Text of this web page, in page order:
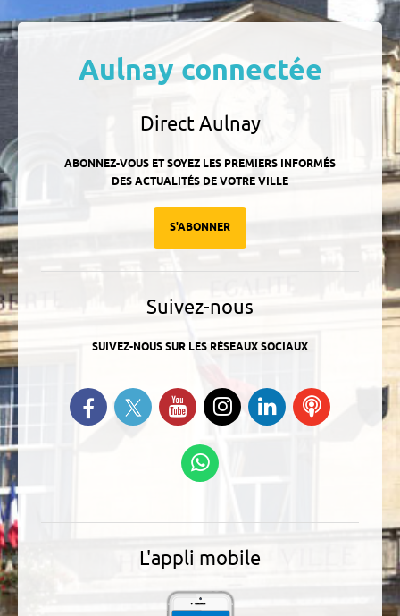
Aulnay connectée
Direct Aulnay
ABONNEZ-VOUS ET SOYEZ LES PREMIERS INFORMÉS
DES ACTUALITÉS DE VOTRE VILLE
S'ABONNER
Suivez-nous
SUIVEZ-NOUS SUR LES RÉSEAUX SOCIAUX
Retrouvez-nous sur Facebook
Suivez-nous sur Twitter
Suivez-nous sur YouTube
Suivez-nous sur
Instagram
Retrouvez-
nous sur
Ecoutez
L'appli mobile